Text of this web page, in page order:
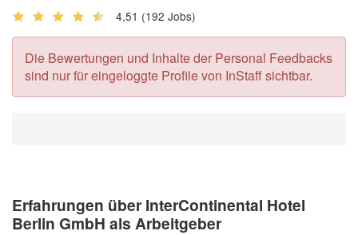
4,51 (192 Jobs)
Die Bewertungen und Inhalte der Personal Feedbacks
sind nur für eingeloggte Profile von InStaff sichtbar.
Erfahrungen über InterContinental Hotel
Berlin GmbH als Arbeitgeber